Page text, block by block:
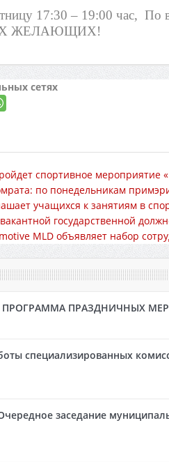
17:30 – 19:00 час, По
ЖЕЛАЮЩИХ!
сетях
спортивное мероприятие
по понедельникам
учащихся к занятиям в
государственной
MLD объявляет набор
ПРОГРАММА ПРАЗДНИЧНЫХ
специализированных
заседание